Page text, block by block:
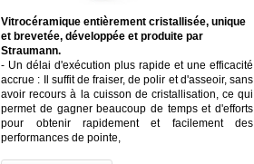
Vitrocéramique entièrement cristallisée, unique
et brevetée, développée et produite par
Straumann.
- Un délai d'exécution plus rapide et une efficacité
accrue : Il suffit de fraiser, de polir et d'asseoir, sans
avoir recours à la cuisson de cristallisation, ce qui
permet de gagner beaucoup de temps et d'efforts
pour obtenir rapidement et facilement des
performances de pointe,